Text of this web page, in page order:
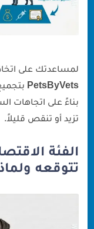
لمساعدتك على
PetsByVets
بناءً على اتجاهات
تزيد أو تنقص قليلاً.
تتوقعه